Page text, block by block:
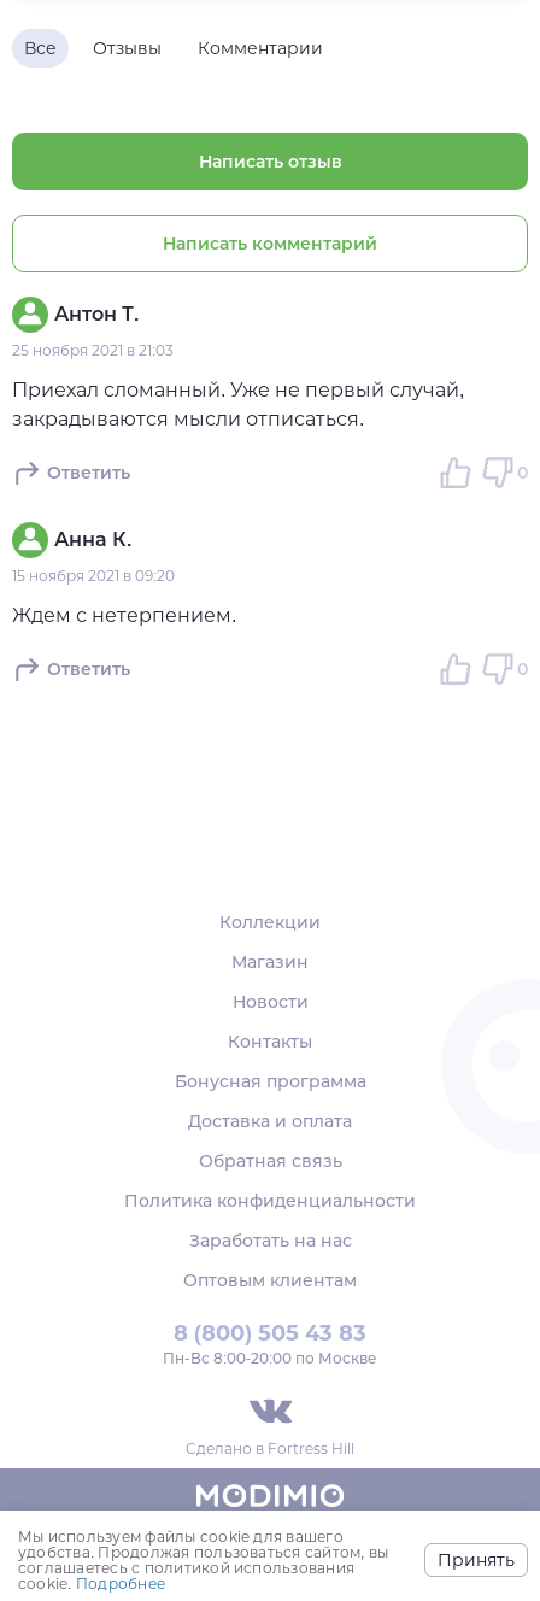
Все Отзывы Комментарии
Написать отзыв
Написать комментарий
Антон Т.
25 ноября 2021 в 21:03
Приехал сломанный. Уже не первый случай,
закрадываются мысли отписаться.
Ответить 0
Анна К.
15 ноября 2021 в 09:20
Ждем с нетерпением.
Ответить 0
8 (800) 505 43 83
Пн‑Вс 8:00-20:00 по Москве
Сделано в Fortress Hill
Коллекции
Магазин
Новости
Контакты
Бонусная программа
Доставка и оплата
Обратная связь
Политика конфиденциальности
Заработать на нас
Оптовым клиентам
© 2018-2026,
ООО «МОДИМИО»
Мы используем файлы cookie для вашего
удобства. Продолжая пользоваться сайтом, вы
соглашаетесь с политикой использования
cookie. Подробнее
Принять